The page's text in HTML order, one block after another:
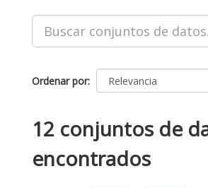
Ordenar por
12 conjuntos de
encontrados